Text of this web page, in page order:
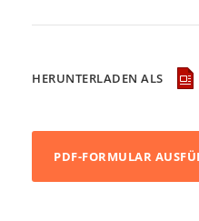
HERUNTERLADEN ALS
PDF-FORMULAR